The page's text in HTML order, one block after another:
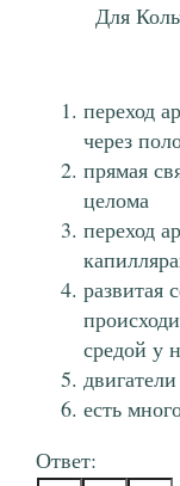
Для
переход
через
прямая
целома
переход
развитая
средой у
есть
Ответ: